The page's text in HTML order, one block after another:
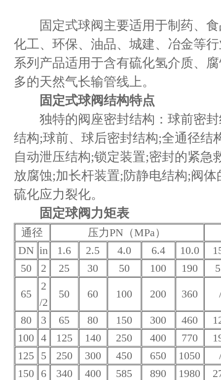
固定式球阀主要适用于制药、食
化工、环保、油品、城建、冶金等
系列产品适用于含有硫化氢介质、
多的天然气长输管线上。
固定式球阀结构特点
独特的阀座密封结构：球前密封
结构;球前、球后密封结构;全通径结
自动泄压结构;锁定装置;密封的紧急
放腐蚀;加长杆装置;防静电结构;阀体
硫化应力裂化。
固定球阀力矩表
通径
压力PN（MPa）
DN in 1.6 2.5 4.0 6.4 10.0
50
2 25 30 50 100 190
65
2
/2
50 60 100 200 360
80 3 65 80 150 300 460
100 4 125 140 250 400 770
125
5 250 300 450 650 1050
150
6 340 400 585 890 1980